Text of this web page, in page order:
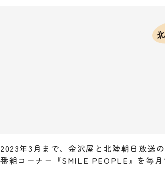
2023年3月まで、金沢屋と北陸朝日放送
番組コーナー『SMILE PEOPLE』を毎月